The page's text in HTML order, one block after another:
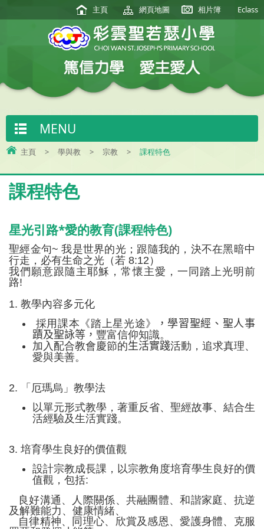
主頁 網頁地圖 相片簿 Eclass
MENU
主頁 > 學與教 > 宗教 > 課程特色
課程特色
星光引路*愛的教育(課程特色)
聖經金句~我是世界的光；跟隨我的，決不在黑暗中
行走，必有生命之光（若 8:12 ）
我們願意跟隨主耶穌，常懷主愛，一同踏上光明前
路!
1. 教學內容多元化
採用課本《踏上星光途》
，學習聖經、聖人事
蹟及聖詠等， 豐富信仰知識。
加入配合教會慶節的生活實踐活動，追求真理、
愛與美善。
2.
「厄瑪烏」教學法
以單元形式教學，著重反省、聖經故事、結合生
活經驗及生活實踐。
3. 培育學生良好的價值觀
設計宗教成長課，以宗教角度培育學生良好的價
值觀，包括:
良好溝通、人際關係、共融團體、和諧家庭、抗逆
及解難能力、健康情緒、
自律精神、同理心、欣賞及感恩、愛護身體、克服